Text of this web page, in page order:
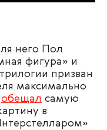
него Пол
фигура» и
призван
максимально
обещал самую
в